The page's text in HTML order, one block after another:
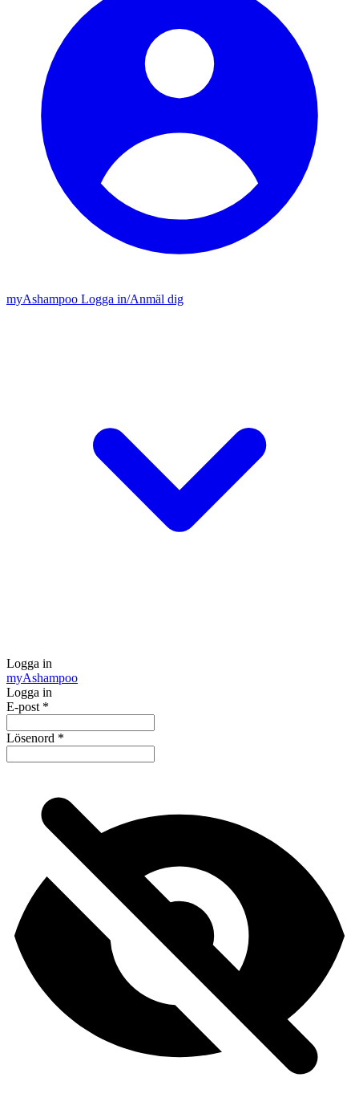
myAshampoo Logga in/Anmäl dig
Logga in
myAshampoo
Logga in
E-post *
Lösenord *